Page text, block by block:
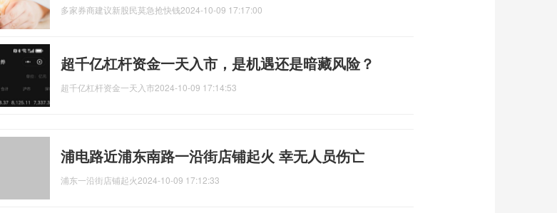
多家券商建议新股民莫急抢快钱2024-10-09 17:17:00
超千亿杠杆资金一天入市，是机遇还是暗藏风险？
超千亿杠杆资金一天入市2024-10-09 17:14:53
浦电路近浦东南路一沿街店铺起火 幸无人员伤亡
浦东一沿街店铺起火2024-10-09 17:12:33